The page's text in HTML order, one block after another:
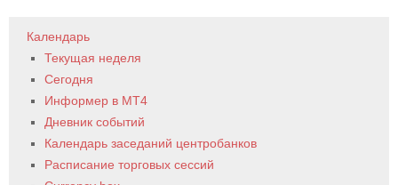
Календарь
Текущая неделя
Сегодня
Информер в MT4
Дневник событий
Календарь заседаний центробанков
Расписание торговых сессий